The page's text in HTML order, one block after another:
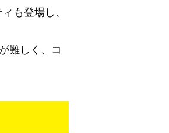
も登場し、
難しく、コ